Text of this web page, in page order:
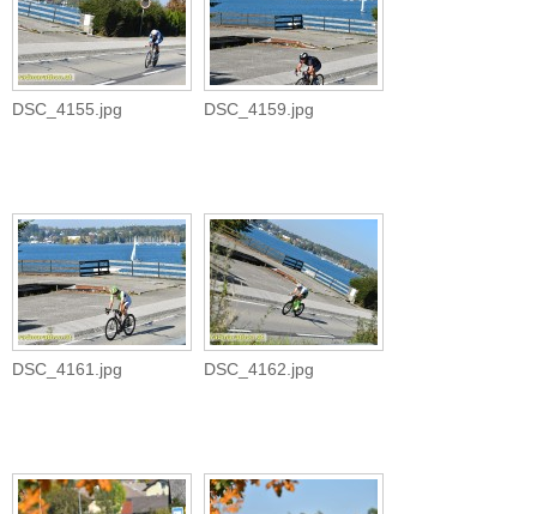
DSC_4155.jpg DSC_4159.jpg
DSC_4161.jpg DSC_4162.jpg